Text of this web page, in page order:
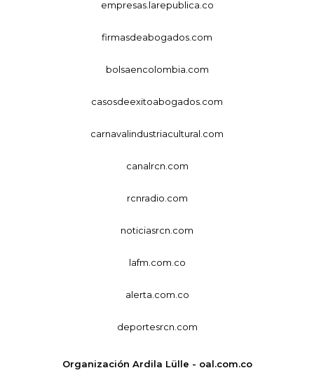
empresas.larepublica.co
firmasdeabogados.com
bolsaencolombia.com
casosdeexitoabogados.com
carnavalindustriacultural.com
canalrcn.com
rcnradio.com
noticiasrcn.com
lafm.com.co
alerta.com.co
deportesrcn.com
Organización Ardila Lülle - oal.com.co